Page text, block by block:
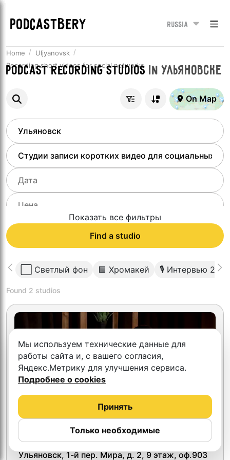
PODCASTBERY Russia
Home
Uljyanovsk
Recording short videos for social networks
Podcast recording studios inУльяновске
On Map
Показать все фильтры
Find a studio
⬜️ Светлый фон 🟩 Хромакей 🎙 Интервью 2
Found 2 studios
Снимаем Видео 4.7
Ульяновск, 1-й пер. Мира, д. 2, 9 этаж, оф.903
Мы используем технические данные для
работы сайта и, с вашего согласия,
Яндекс.Метрику для улучшения сервиса.
Подробнее о cookies
Только необходимые
Принять